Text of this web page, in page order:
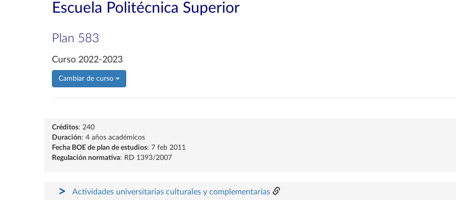
Escuela Politécnica Superior
Plan 583
Curso 2022-2023
Cambiar de curso
Créditos: 240
Duración: 4 años académicos
Fecha BOE de plan de estudios: 7 feb 2011
Regulación normativa: RD 1393/2007
Actividades universitarias culturales y complementarias